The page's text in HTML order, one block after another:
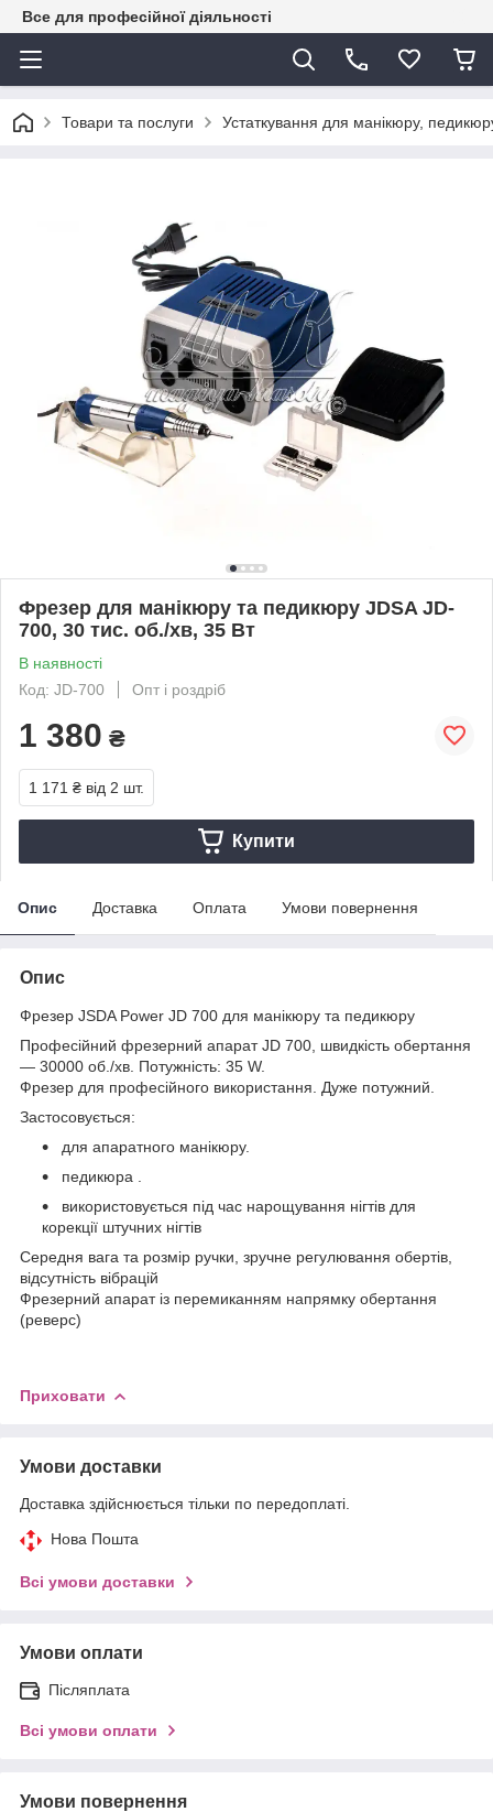
Все для професійної діяльності
Товари та послуги Устаткування для манікюру,
Фрезер для манікюру та педикюру JDSA JD-
700, 30 тис. об./хв, 35 Вт
В наявності
Код: JD-700
Опт і роздріб
1 380 ₴
1 171 ₴ від 2 шт.
Купити
Опис Доставка Оплата Умови повернення
Опис
Фрезер JSDA Power JD 700 для манікюру та педикюру
Професійний фрезерний апарат JD 700, швидкість обертання
— 30000 об./хв. Потужність: 35 W.
Фрезер для професійного використання. Дуже потужний.
Застосовується:
для апаратного манікюру.
педикюра .
використовується під час нарощування нігтів для
корекції штучних нігтів
Середня вага та розмір ручки, зручне регулювання обертів,
відсутність вібрацій
Фрезерний апарат із перемиканням напрямку обертання
(реверс)
Приховати
Умови доставки
Доставка здійснюється тільки по передоплаті.
Нова Пошта
Всі умови доставки
Умови оплати
Післяплата
Всі умови оплати
Умови повернення